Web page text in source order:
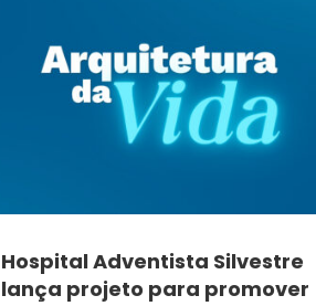
Hospital Adventista Silvestre
lança projeto para promover